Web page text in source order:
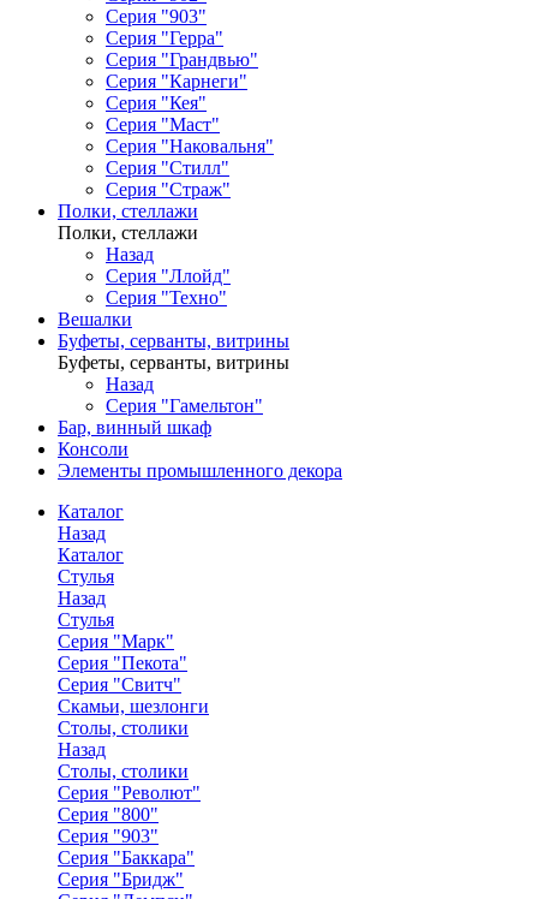
Серия "903"
Серия "Герра"
Серия "Грандвью"
Серия "Карнеги"
Серия "Кея"
Серия "Маст"
Серия "Наковальня"
Серия "Стилл"
Серия "Страж"
Полки, стеллажи
Полки, стеллажи
Назад
Серия "Ллойд"
Серия "Техно"
Вешалки
Буфеты, серванты, витрины
Буфеты, серванты, витрины
Назад
Серия "Гамельтон"
Бар, винный шкаф
Консоли
Элементы промышленного декора
Каталог
Назад
Каталог
Стулья
Назад
Стулья
Серия "Марк"
Серия "Пекота"
Серия "Свитч"
Скамьи, шезлонги
Столы, столики
Назад
Столы, столики
Серия "Револют"
Серия "800"
Серия "903"
Серия "Баккара"
Серия "Бридж"